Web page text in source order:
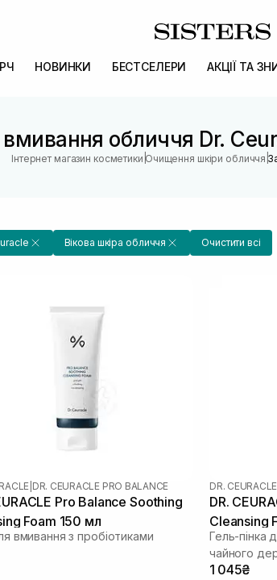
НОВИНКИ БЕСТСЕЛЕРИ АКЦІЇ ТА
обличчя Dr.
Інтернет магазин косметики |Очищення шкіри обличчя |
Вікова шкіра обличчя Очистити всі
DR. CEURACLE PRO BALANCE
Pro Balance Soothing
Foam 150 мл
вмивання з пробіотиками
DR. CEURACLE
DR.
Cleansing
Гель-пінка
чайного
1 045₴